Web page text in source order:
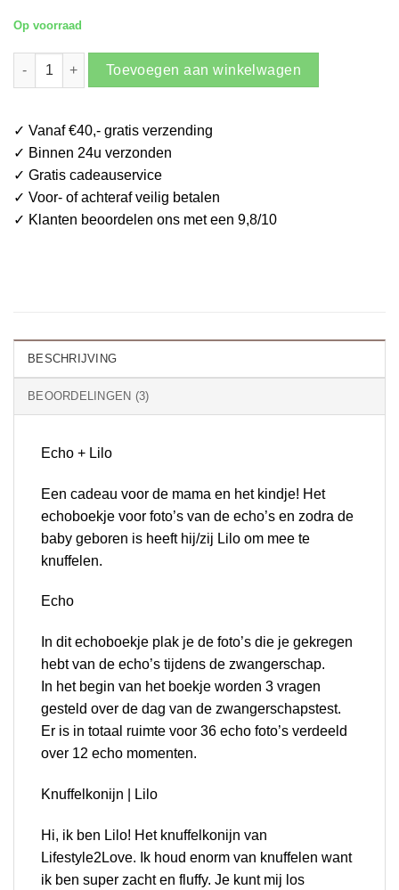
Op voorraad
Echo + Lilo aantal
Toevoegen aan winkelwagen
✓ Vanaf €40,- gratis verzending
✓ Binnen 24u verzonden
✓ Gratis cadeauservice
✓ Voor- of achterafveilig betalen
✓ Klanten beoordelen ons met een 9,8/10
BESCHRIJVING
BEOORDELINGEN (3)
Echo + Lilo
Een cadeau voor de mama en het kindje! Het
echoboekje voor foto’s van de echo’s en zodra de
baby geboren is heeft hij/zij Lilo om mee te
knuffelen.
Echo
In dit echoboekje plak je de foto’s die je gekregen
hebt van de echo’s tijdens de zwangerschap.
In het begin van het boekje worden 3 vragen
gesteld over de dag van de zwangerschapstest.
Er is in totaal ruimte voor 36 echo foto’s verdeeld
over 12 echo momenten.
Knuffelkonijn | Lilo
Hi, ik ben Lilo! Het knuffelkonijn van
Lifestyle2Love. Ik houd enorm van knuffelen want
ik ben super zacht en fluffy. Je kunt mij los